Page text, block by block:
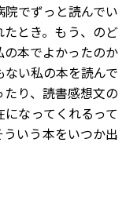
でずっと読んでい
とき。もう、のど
本でよかったのか
い私の本を読んで
り、読書感想文の
なってくれるって
いう本をいつか出